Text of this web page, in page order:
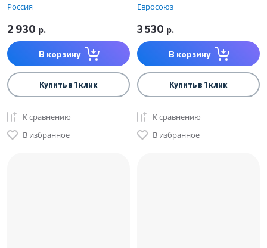
Россия
2 930 р.
В корзину
Купить в 1 клик
К сравнению
В избранное
Евросоюз
3 530 р.
В корзину
Купить в 1 клик
К сравнению
В избранное